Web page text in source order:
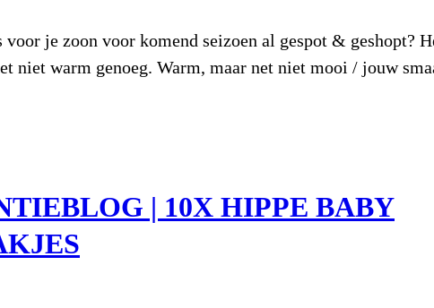
je zoon voor komend seizoen al gespot & geshopt?
niet warm genoeg. Warm, maar net niet mooi / jouw
| 10X HIPPE BABY